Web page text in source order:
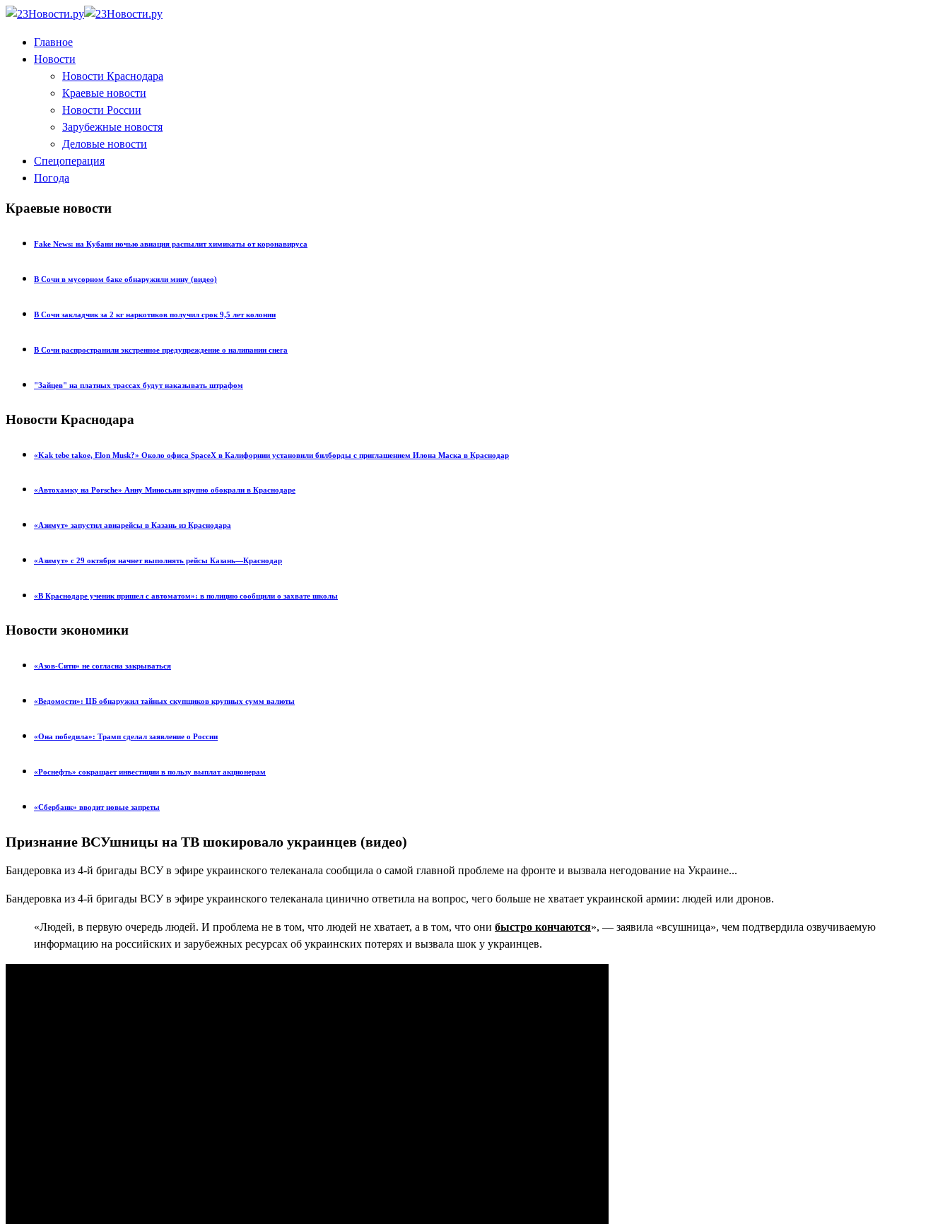
Главное
Новости
Новости Краснодара
Краевые новости
Новости России
Зарубежные новостя
Деловые новости
Спецоперация
Погода
Краевые новости
Fake News: на Кубани ночью авиация распылит химикаты от коронавируса
В Сочи в мусорном баке обнаружили мину (видео)
В Сочи закладчик за 2 кг наркотиков получил срок 9,5 лет колонии
В Сочи распространили экстренное предупреждение о налипании снега
"Зайцев" на платных трассах будут наказывать штрафом
Новости Краснодара
«Kak tebe takoe, Elon Musk?» Около офиса SpaceX в Калифорнии установили билборды с приглашением Илона Маска в Краснодар
«Автохамку на Porsche» Анну Миносьян крупно обокрали в Краснодаре
«Азимут» запустил авиарейсы в Казань из Краснодара
«Азимут» с 29 октября начнет выполнять рейсы Казань—Краснодар
«В Краснодаре ученик пришел с автоматом»: в полицию сообщили о захвате школы
Новости экономики
«Азов-Сити» не согласна закрываться
«Ведомости»: ЦБ обнаружил тайных скупщиков крупных сумм валюты
«Она победила»: Трамп сделал заявление о России
«Роснефть» сокращает инвестиции в пользу выплат акционерам
«Сбербанк» вводит новые запреты
Признание ВСУшницы на ТВ шокировало украинцев (видео)
Бандеровка из 4-й бригады ВСУ в эфире украинского телеканала сообщила о самой главной проблеме на фронте и вызвала негодование на Украине...
Бандеровка из 4-й бригады ВСУ в эфире украинского телеканала цинично ответила на вопрос, чего больше не хватает украинской армии: людей или дронов.
«Людей, в первую очередь людей. И проблема не в том, что людей не хватает, а в том, что они быстро кончаются», — заявила «всушница», чем подтвердила озвучиваемую
информацию на российских и зарубежных ресурсах об украинских потерях и вызвала шок у украинцев.